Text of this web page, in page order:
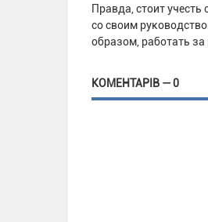
Правда, стоит
со своим
образом, работать за
КОМЕНТАРІВ — 0